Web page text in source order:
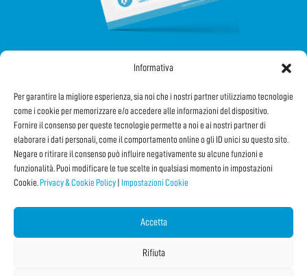
Informativa
Per garantire la migliore esperienza, sia noi che i nostri partner utilizziamo tecnologie
come i cookie per memorizzare e/o accedere alle informazioni del dispositivo.
Fornire il consenso per queste tecnologie permette a noi e ai nostri partner di
elaborare i dati personali, come il comportamento online o gli ID unici su questo sito.
Negare o ritirare il consenso può influire negativamente su alcune funzioni e
funzionalità. Puoi modificare le tue scelte in qualsiasi momento in impostazioni
Cookie. Privacy & Cookie Policy Impostazioni Cookie
Accetta
Rifiuta
SEGUICI SUI SOCIAL
Iscriviti alla Newsletter
CONDIVIDI QUESTA PAGINA!